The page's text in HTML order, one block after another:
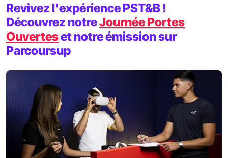
Revivez l'expérience PST&B !
Découvrez notreJournée Portes
Ouverteset notre émission sur
Parcoursup